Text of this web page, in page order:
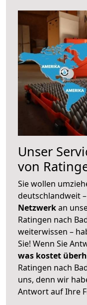
Unser
von
Sie wollen
deutschlandweit
Netzwerkan
Ratingen nach
weiterwissen –
Sie! Wenn Sie
was kostet
Ratingen nach
uns, denn wir
Antwort auf Ihre